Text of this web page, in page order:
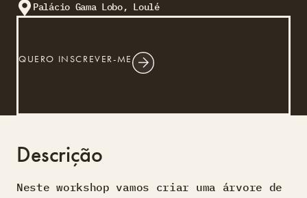
Palácio Gama Lobo, Loulé
QUERO INSCREVER-ME
Descrição
Neste workshop vamos criar uma árvore de